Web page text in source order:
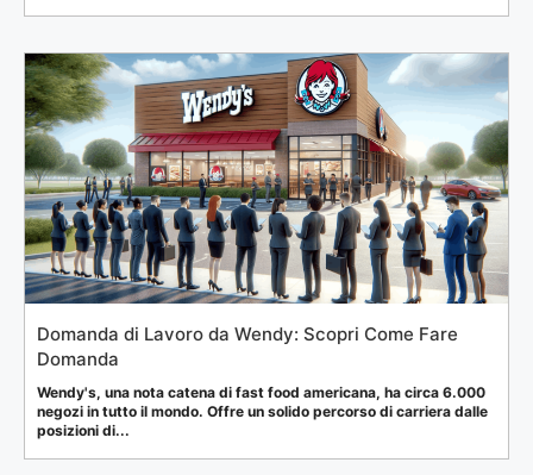
Domanda di Lavoro da Wendy: Scopri Come Fare
Domanda
Wendy's, una nota catena di fast food americana, ha circa 6.000
negozi in tutto il mondo. Offre un solido percorso di carriera dalle
posizioni di...